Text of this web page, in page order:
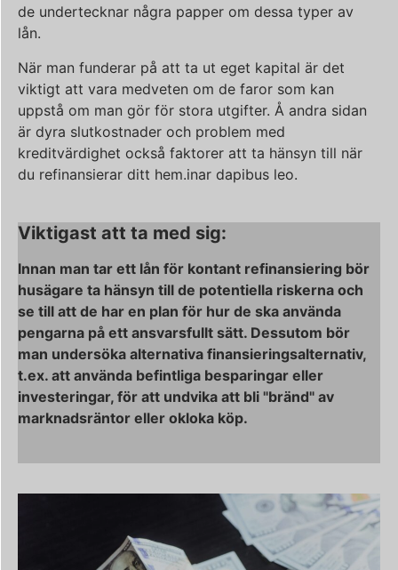
de undertecknar några papper om dessa typer av
lån.
När man funderar på att ta ut eget kapital är det
viktigt att vara medveten om de faror som kan
uppstå om man gör för stora utgifter. Å andra sidan
är dyra slutkostnader och problem med
kreditvärdighet också faktorer att ta hänsyn till när
du refinansierar ditt hem.inar dapibus leo.
Viktigast att ta med sig:
Innan man tar ett lån för kontant refinansiering bör
husägare ta hänsyn till de potentiella riskerna och
se till att de har en plan för hur de ska använda
pengarna på ett ansvarsfullt sätt. Dessutom bör
man undersöka alternativa finansieringsalternativ,
t.ex. att använda befintliga besparingar eller
investeringar, för att undvika att bli "bränd" av
marknadsräntor eller okloka köp.